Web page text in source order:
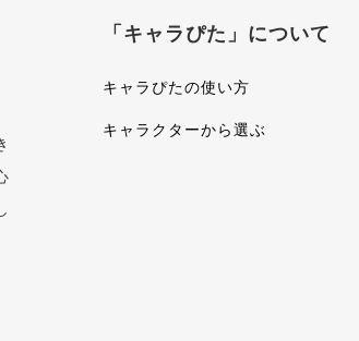
「キャラぴた」について
キャラぴたの使い方
キャラクターから選ぶ